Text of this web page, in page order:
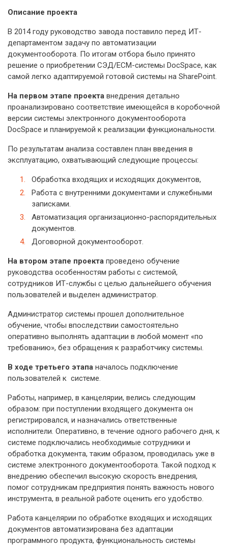
Описание проекта
В 2014 году руководство завода поставило перед ИТ-
департаментом задачу по автоматизации
документооборота. По итогам отбора было принято
решение о приобретении СЭД/ECM-системы DocSpace, как
самой легко адаптируемой готовой системы на SharePoint.
На первом этапе проекта внедрения детально
проанализировано соответствие имеющейся в коробочной
версии системы электронного документооборота
DocSpace и планируемой к реализации функциональности.
По результатам анализа составлен план введения в
эксплуатацию, охватывающий следующие процессы:
Обработка входящих и исходящих документов,
Работа с внутренними документами и служебными
записками.
Автоматизация организационно-распорядительных
документов.
Договорной документооборот.
На втором этапе проекта проведено обучение
руководства особенностям работы с системой,
сотрудников ИТ-службы с целью дальнейшего обучения
пользователей и выделен администратор.
Администратор системы прошел дополнительное
обучение, чтобы впоследствии самостоятельно
оперативно выполнять адаптации в любой момент «по
требованию», без обращения к разработчику системы.
В ходе третьего этапа началось подключение
пользователей к системе.
Работы, например, в канцелярии, велись следующим
образом: при поступлении входящего документа он
регистрировался, и назначались ответственные
исполнители. Оперативно, в течение одного рабочего дня, к
системе подключались необходимые сотрудники и
обработка документа, таким образом, проводилась уже в
системе электронного документооборота. Такой подход к
внедрению обеспечил высокую скорость внедрения,
помог сотрудникам предприятия понять важность нового
инструмента, в реальной работе оценить его удобство.
Работа канцелярии по обработке входящих и исходящих
документов автоматизирована без адаптации
программного продукта, функциональность системы